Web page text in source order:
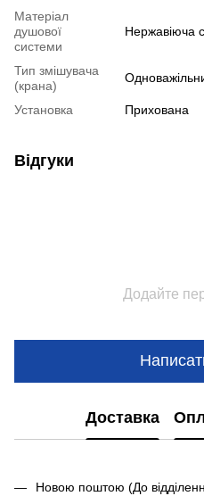
Матеріал
душової
системи
Нержавіюча
Тип змішувача
(крана)
Установка Прихована
Відгуки
Додайте
Доставка
Новою поштою (До